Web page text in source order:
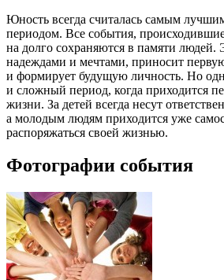
Юность всегда считалась самым
периодом. Все события,
на долго сохраняются в памяти людей.
надеждами и мечтами, приносит
и формирует будущую личность. Но
и сложный период, когда приходится
жизни. За детей всегда несут
а молодым людям приходится уже
распоряжаться своей жизнью.
Фотографии события